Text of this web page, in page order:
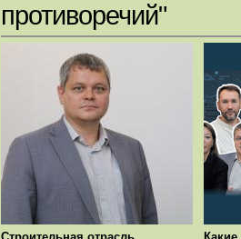
противоречий"